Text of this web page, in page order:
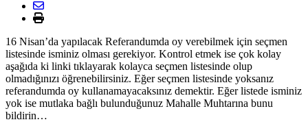
16 Nisan’da yapılacak Referandumda oy verebilmek için seçmen
listesinde isminiz olması gerekiyor. Kontrol etmek ise çok kolay
aşağıda ki linki tıklayarak kolayca seçmen listesinde olup
olmadığınızı öğrenebilirsiniz. Eğer seçmen listesinde yoksanız
referandumda oy kullanamayacaksınız demektir. Eğer listede isminiz
yok ise mutlaka bağlı bulunduğunuz Mahalle Muhtarına bunu
bildirin…